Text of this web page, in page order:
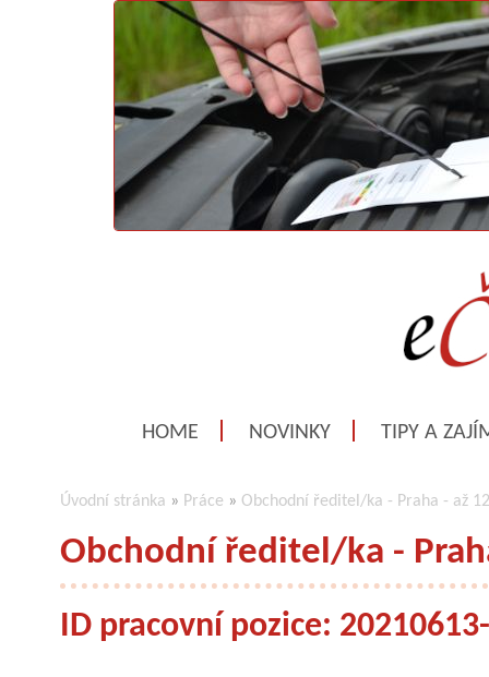
HOME NOVINKY TIPY A
Úvodní stránka » Práce » Obchodní ředitel/ka - Praha - až
Obchodní ředitel/ka -
ID pracovní pozice: